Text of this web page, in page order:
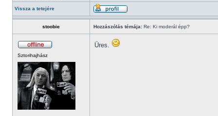
Vissza a tetejére
stoobie Hozzászólás témája: Re: Ki moderál épp?
Sztorihajhász
Üres.